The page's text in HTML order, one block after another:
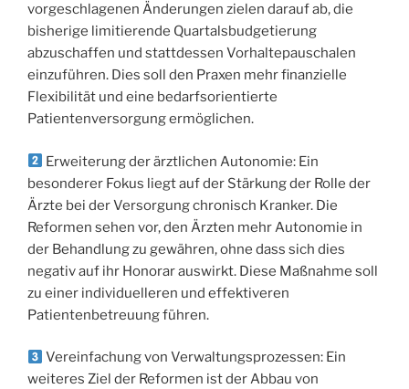
vorgeschlagenen Änderungen zielen darauf ab, die
bisherige limitierende Quartalsbudgetierung
abzuschaffen und stattdessen Vorhaltepauschalen
einzuführen. Dies soll den Praxen mehr finanzielle
Flexibilität und eine bedarfsorientierte
Patientenversorgung ermöglichen.
Erweiterung der ärztlichen Autonomie: Ein
besonderer Fokus liegt auf der Stärkung der Rolle der
Ärzte bei der Versorgung chronisch Kranker. Die
Reformen sehen vor, den Ärzten mehr Autonomie in
der Behandlung zu gewähren, ohne dass sich dies
negativ auf ihr Honorar auswirkt. Diese Maßnahme soll
zu einer individuelleren und effektiveren
Patientenbetreuung führen.
Vereinfachung von Verwaltungsprozessen: Ein
weiteres Ziel der Reformen ist der Abbau von